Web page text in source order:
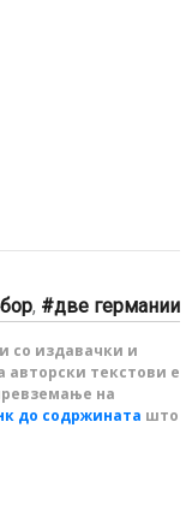
, две германии
со издавачки и
текстови е
на
до содржината што